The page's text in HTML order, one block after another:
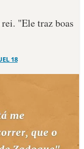
"Ele traz boas
18